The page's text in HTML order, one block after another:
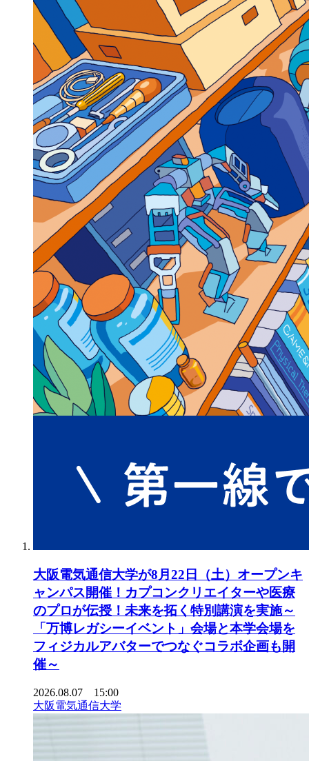
大阪電気通信大学が8月22日（土）オープンキ
ャンパス開催！カプコンクリエイターや医療
のプロが伝授！未来を拓く特別講演を実施～
「万博レガシーイベント」会場と本学会場を
フィジカルアバターでつなぐコラボ企画も開
催～
2026.08.07 15:00
大阪電気通信大学